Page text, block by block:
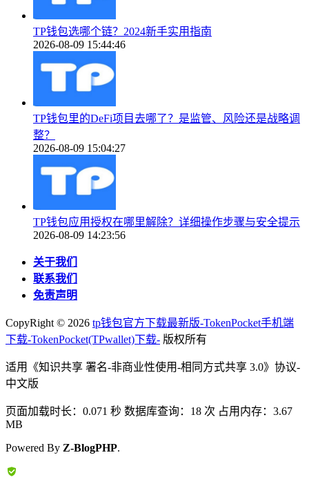
TP钱包选哪个链？2024新手实用指南
2026-08-09 15:44:46
TP钱包里的DeFi项目去哪了？是监管、风险还是战略调
整？
2026-08-09 15:04:27
TP钱包应用授权在哪里解除？详细操作步骤与安全提示
2026-08-09 14:23:56
关于我们
联系我们
免责声明
CopyRight © 2026 tp钱包官方下载最新版-TokenPocket手机端
下载-TokenPocket(TPwallet)下载- 版权所有
适用《知识共享 署名-非商业性使用-相同方式共享 3.0》协议-
中文版
页面加载时长：0.071 秒 数据库查询：18 次 占用内存：3.67
MB
Powered By Z-BlogPHP.